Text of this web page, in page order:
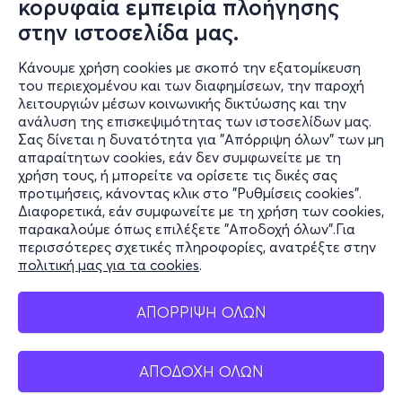
κορυφαία εμπειρία πλοήγησης
στην ιστοσελίδα μας.
Κάνουμε χρήση cookies με σκοπό την εξατομίκευση
του περιεχομένου και των διαφημίσεων, την παροχή
λειτουργιών μέσων κοινωνικής δικτύωσης και την
ανάλυση της επισκεψιμότητας των ιστοσελίδων μας.
Σας δίνεται η δυνατότητα για "Απόρριψη όλων" των μη
απαραίτητων cookies, εάν δεν συμφωνείτε με τη
χρήση τους, ή μπορείτε να ορίσετε τις δικές σας
προτιμήσεις, κάνοντας κλικ στο "Ρυθμίσεις cookies".
Διαφορετικά, εάν συμφωνείτε με τη χρήση των cookies,
παρακαλούμε όπως επιλέξετε "Αποδοχή όλων".Για
περισσότερες σχετικές πληροφορίες, ανατρέξτε στην
πολιτική μας για τα cookies.
ΑΠΟΡΡΙΨΗ ΟΛΩΝ
ΑΠΟΔΟΧΗ ΟΛΩΝ
15 έως 17 ετών): 145€
Φοιτητικό / Άνεργοι / ΑΜΕΑ: 145€
BLUE SEATS (Gates 1–3–4 & Gate 2 6η–10η σειρά)
Ανανέωση
Κανονικό: 180€
Γονέας: 140€
Παιδικό (γεννηθέντες από 1/1/2012 έως
31/12/2020 – 6 έως 14 ετών): 80€ (3ο παιδί
δωρεάν)
Εφηβικό (γεννηθέντες 1/1/2009 έως 31/12/2011 –
15 έως 17 ετών): 100€
Φοιτητικό / Άνεργοι / ΑΜΕΑ: 100€
Β’ Περίοδος
Κανονικό: 220€
Πληροφορίες
Υποστήριξη
Stay Connected
Mobile app